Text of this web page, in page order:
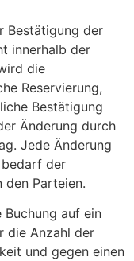
Bestätigung der
innerhalb der
die
Reservierung,
Bestätigung
Änderung durch
Jede Änderung
bedarf der
den Parteien.
auf ein
die Anzahl der
und gegen einen